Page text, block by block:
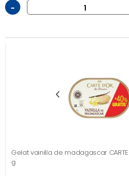
-
Gelat vainilla de madagascar
g